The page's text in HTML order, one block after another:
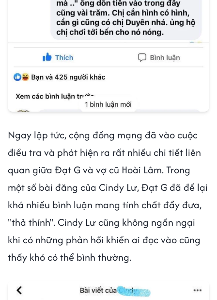
Ngay lập tức, cộng đồng mạng đã vào cuộc
điều tra và phát hiện ra rất nhiều chi tiết liên
quan giữa Đạt G và vợ cũ Hoài Lâm. Trong
một số bài đăng của Cindy Lư, Đạt G đã để lại
khá nhiều bình luận mang tính chất đẩy đưa,
"thả thính". Cindy Lư cũng không ngần ngại
khi có những phản hồi khiến ai đọc vào cũng
thấy khó có thể bình thường.